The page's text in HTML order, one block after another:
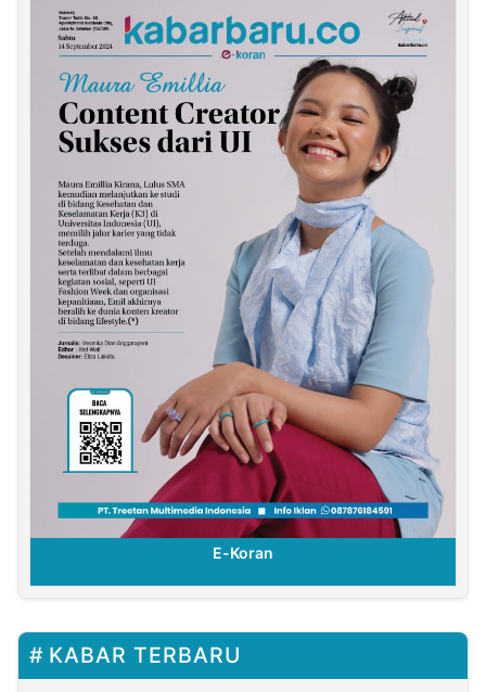
E-Koran
KABAR TERBARU